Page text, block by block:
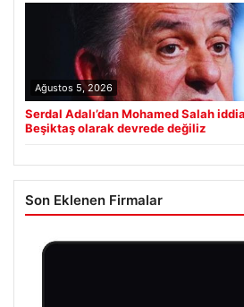
Ağustos 5, 2026
Serdal Adalı’dan Mohamed Salah
Beşiktaş olarak devrede değiliz
Son Eklenen Firmalar